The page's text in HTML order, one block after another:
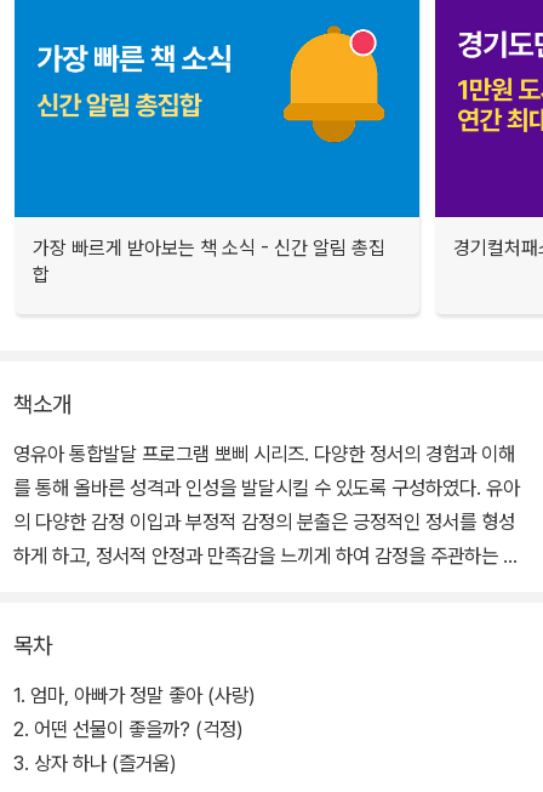
가장 빠르게 받아보는 책 소식 - 신간 알림 총집
합
경기컬처
책소개
영유아 통합발달 프로그램 뽀삐 시리즈. 다양한 정서의 경험과 이해
를 통해 올바른 성격과 인성을 발달시킬 수 있도록 구성하였다. 유아
의 다양한 감정 이입과 부정적 감정의 분출은 긍정적인 정서를 형성
하게 하고, 정서적 안정과 만족감을 느끼게 하여 감정을 주관하는 우
목차
1. 엄마, 아빠가 정말 좋아 (사랑)
2. 어떤 선물이 좋을까? (걱정)
3. 상자 하나 (즐거움)